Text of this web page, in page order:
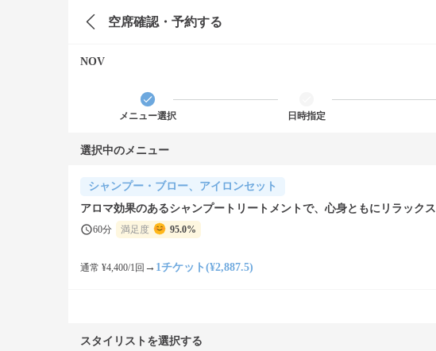
空席確認・予約する
NOV
メニュー選択 日時指定
選択中のメニュー
シャンプー・ブロー、アイロンセット
アロマ効果のあるシャンプートリートメントで、心身ともにリラックス
60分 満足度 95.0%
通常 ¥4,400/1回 → 1チケット(¥2,887.5)
スタイリストを選択する